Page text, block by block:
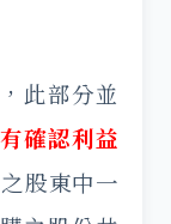
此部分並
確認利益
股東中一